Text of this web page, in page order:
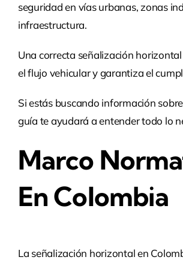
seguridad en vías urbanas, zonas
infraestructura.
Una correcta señalización
el flujo vehicular y garantiza el
Si estás buscando información
guía te ayudará a entender todo lo
Marco
En Colombia
La señalización horizontal en